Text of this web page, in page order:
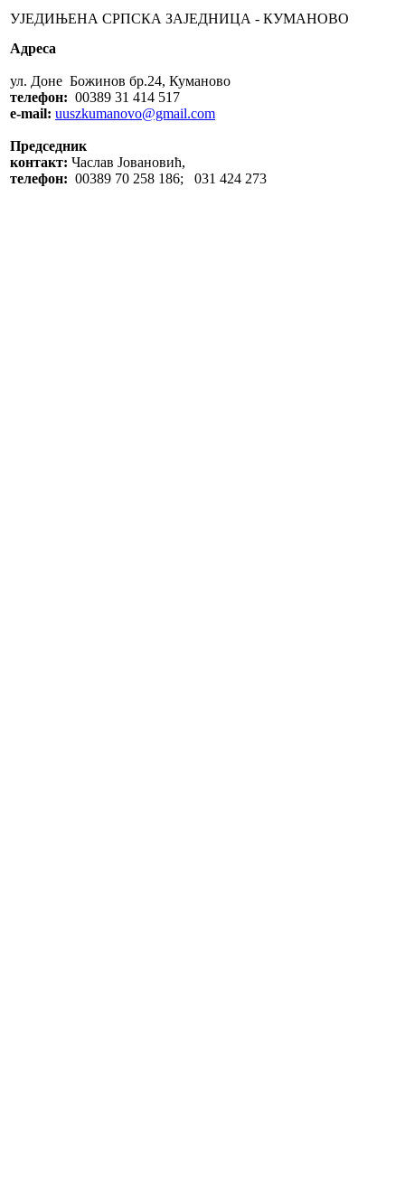
УЈЕДИЊЕНА СРПСКА ЗАЈЕДНИЦА - КУМАНОВО
Адреса
ул. Доне Божинов бр.24, Куманово
телефон: 00389 31 414 517
e-mail: uuszkumanovo@gmail.com
Председник
контакт: Часлав Јовановић,
телефон: 00389 70 258 186; 031 424 273